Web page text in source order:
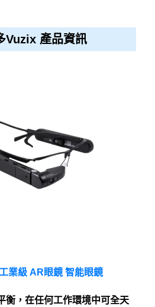
Vuzix 產品資訊
業級 AR眼鏡 智能眼鏡
衡，在任何工作環境中可全天